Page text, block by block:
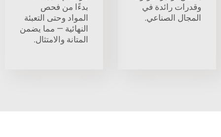
رائدة في
الصناعي.
بدءًا من فحص
المواد وحتى التعبئة
النهائية — مما يضمن
المتانة والامتثال.